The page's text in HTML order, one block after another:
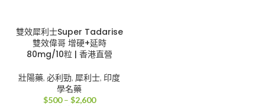
雙效犀利士Super Tadarise
雙效偉哥 增硬+延時
80mg/10粒 | 香港直營
壯陽藥, 必利勁, 犀利士, 印度
學名藥
$500 – $2,600價